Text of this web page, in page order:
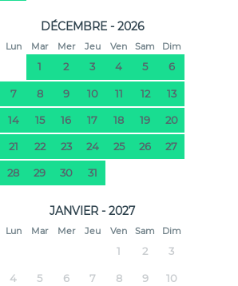
DÉCEMBRE - 2026
Lun Mar Mer Jeu Ven Sam Dim
1 2 3 4 5 6
7 8 9 10 11 12 13
14 15 16 17 18 19 20
21 22 23 24 25 26 27
28 29 30 31
JANVIER - 2027
Lun Mar Mer Jeu Ven Sam Dim
1 2 3
4 5 6 7 8 9 10